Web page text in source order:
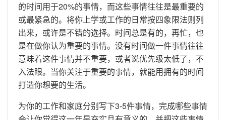
的时间用于20%的事情，而这些事情往往是最重要的
或最紧急的。将你上学或工作的日常按四象限法则列
出来，或许是不错的选择。时间总是有的，再忙，也
是在做你认为重要的事情。没有时间做一件事情往往
意味着这件事情并不重要，或者说优先级太低了，不
入法眼。当你关注于重要的事情，就能用拥有的时间
打造你想要的生活。
为你的工作和家庭分别写下3-5件事情，完成哪些事情